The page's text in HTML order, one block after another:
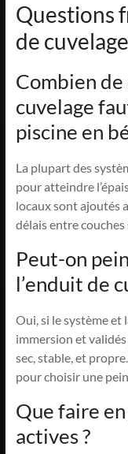
Questions
de
Combien de
cuvelage
piscine en
La plupart des
pour atteindre
locaux sont ajoutés
délais entre
Peut-on
l’enduit de
Oui, si le système
immersion et
sec, stable, et
pour choisir une
Que faire
actives ?